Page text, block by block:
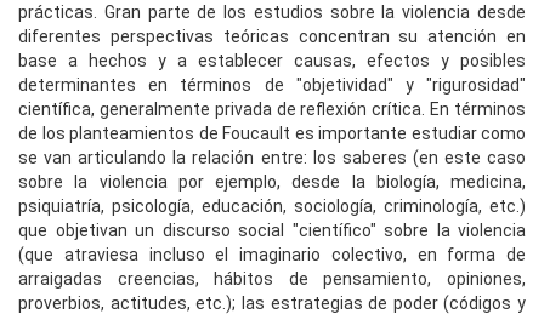
prácticas. Gran parte de los estudios sobre la violencia desde
diferentes perspectivas teóricas concentran su atención en
base a hechos y a establecer causas, efectos y posibles
determinantes en términos de "objetividad" y "rigurosidad"
científica, generalmente privada de reflexión crítica. En términos
de los planteamientos de Foucault es importante estudiar como
se van articulando la relación entre: los saberes (en este caso
sobre la violencia por ejemplo, desde la biología, medicina,
psiquiatría, psicología, educación, sociología, criminología, etc.)
que objetivan un discurso social "científico" sobre la violencia
(que atraviesa incluso el imaginario colectivo, en forma de
arraigadas creencias, hábitos de pensamiento, opiniones,
proverbios, actitudes, etc.); las estrategias de poder (códigos y